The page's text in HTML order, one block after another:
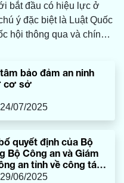
bắt đầu có hiệu lực ở
ý đặc biệt là Luật Quốc
hội thông qua và chính
bảo đảm an ninh
cơ sở
07/2025
quyết định của Bộ
Bộ Công an và Giám
an tỉnh về công tác
06/2025